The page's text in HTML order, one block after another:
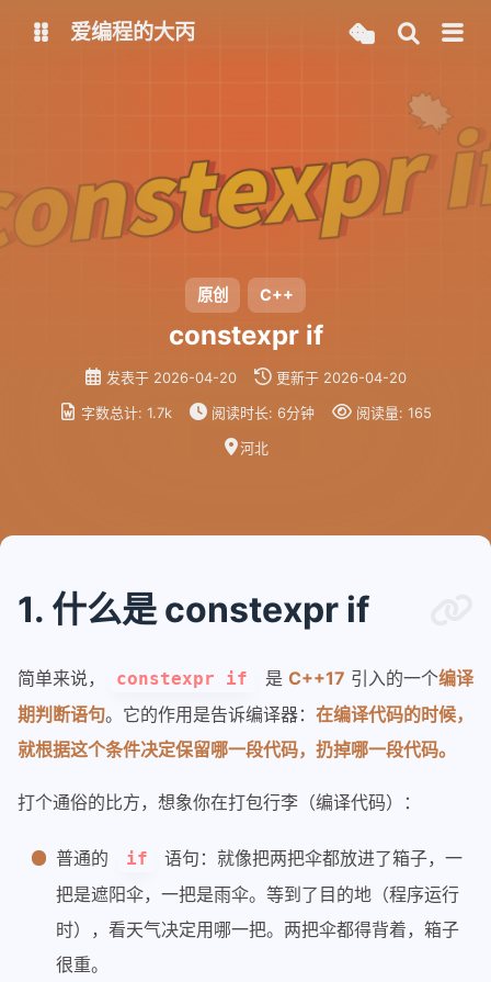
大丙课堂 微信公众号
QQ交流群 微信
码云
俞静公遇灶神记
心经
爱编程的大丙
原创 C++
constexpr if
发表于 2026-04-20 更新于 2026-04-20
字数总计: 1.7k 阅读时长: 6分钟 阅读量: 165
河北
1. 什么是 constexpr if
简单来说， constexpr if 是 C++17 引入的一个编译
期判断语句。它的作用是告诉编译器： 在编译代码的时候，
就根据这个条件决定保留哪一段代码，扔掉哪一段代码。
打个通俗的比方，想象你在打包行李（编译代码）：
普通的 if
语句：就像把两把伞都放进了箱子，一
把是遮阳伞，一把是雨伞。等到了目的地（程序运行
时），看天气决定用哪一把。两把伞都得背着，箱子
很重。